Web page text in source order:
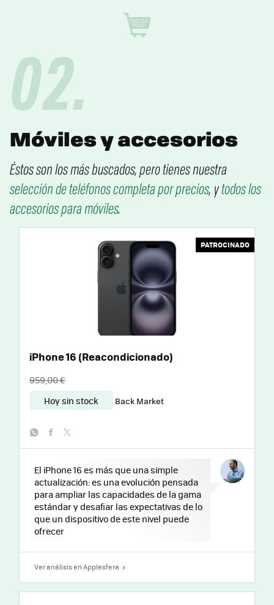
02.
Móviles y accesorios
Éstos son los más buscados, pero tienes nuestra
selección de teléfonos completa por precios, ytodos los
accesorios para móviles.
PATROCINADO
iPhone 16 (Reacondicionado)
959,00 €
Hoy sin stock
Back Market
El iPhone 16 es más que una simple
actualización: es una evolución pensada
para ampliar las capacidades de la gama
estándar y desafiar las expectativas de lo
que un dispositivo de este nivel puede
ofrecer
Ver análisis en Applesfera